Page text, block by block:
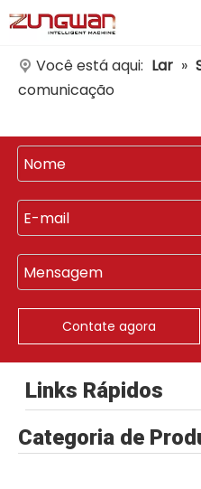
Você está aqui: Lar »
comunicação
Contate agora
Links Rápidos
Categoria de